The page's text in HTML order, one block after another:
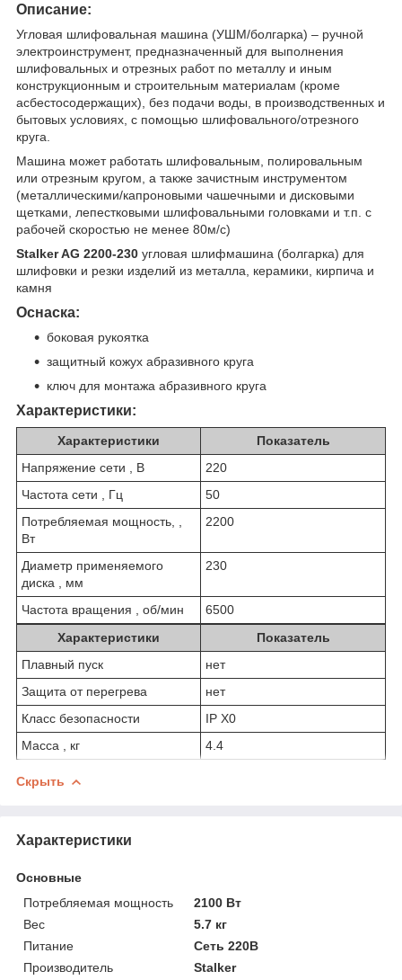
Описание:
Угловая шлифовальная машина (УШМ/болгарка) – ручной
электроинструмент, предназначенный для выполнения
шлифовальных и отрезных работ по металлу и иным
конструкционным и строительным материалам (кроме
асбестосодержащих), без подачи воды, в производственных и
бытовых условиях, с помощью шлифовального/отрезного
круга.
Машина может работать шлифовальным, полировальным
или отрезным кругом, а также зачистным инструментом
(металлическими/капроновыми чашечными и дисковыми
щетками, лепестковыми шлифовальными головками и т.п. с
рабочей скоростью не менее 80м/с)
Stalker AG 2200-230 угловая шлифмашина (болгарка) для
шлифовки и резки изделий из металла, керамики, кирпича и
камня
Оснаска:
боковая рукоятка
защитный кожух абразивного круга
ключ для монтажа абразивного круга
Характеристики:
Характеристики
Показатель
Напряжение сети , В
220
Частота сети , Гц
50
Потребляемая мощность, ,
Вт
2200
Диаметр применяемого
диска , мм
230
Частота вращения , об/мин
6500
Характеристики
Показатель
Плавный пуск
нет
Защита от перегрева
нет
Класс безопасности
IP X0
Масса , кг
4.4
Скрыть
Характеристики
Основные
Потребляемая мощность
2100 Вт
Вес
5.7 кг
Питание
Сеть 220В
Производитель
Stalker